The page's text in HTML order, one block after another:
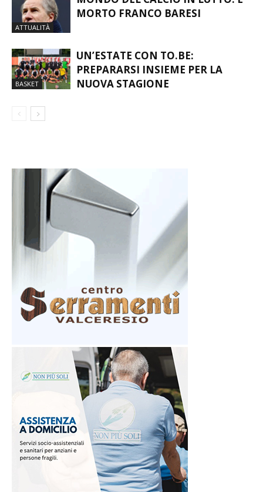
ATTUALITÀ
MORTO FRANCO BARESI
BASKET
UN’ESTATE CON TO.BE:
PREPARARSI INSIEME PER LA
NUOVA STAGIONE